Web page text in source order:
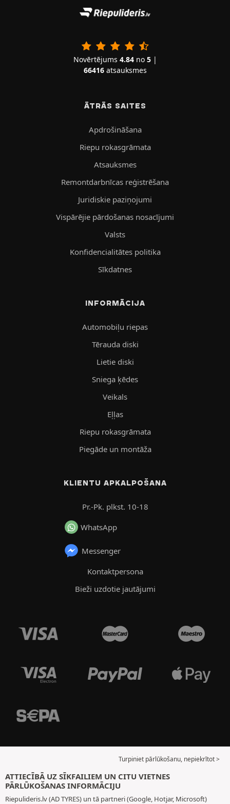
Novērtējums 4.84no 5|
66416atsauksmes
ĀTRĀS SAITES
Apdrošināšana
Riepu rokasgrāmata
Atsauksmes
Remontdarbnīcas reģistrēšana
Juridiskie paziņojumi
Vispārējie pārdošanas nosacījumi
Valsts
Konfidencialitātes politika
Sīkdatnes
INFORMĀCIJA
Automobiļu riepas
Tērauda diski
Lietie diski
Sniega ķēdes
Veikals
Eļļas
Riepu rokasgrāmata
Piegāde un montāža
KLIENTU APKALPOŠANA
Pr.-Pk. plkst. 10-18
WhatsApp
Messenger
Kontaktpersona
Bieži uzdotie jautājumi
Turpiniet pārlūkošanu, nepiekrītot >
ATTIECĪBĀ UZ SĪKFAILIEM UN CITU VIETNES
PĀRLŪKOŠANAS INFORMĀCIJU
Riepulideris.lv (AD TYRES) un tā partneri (Google, Hotjar, Microsoft)